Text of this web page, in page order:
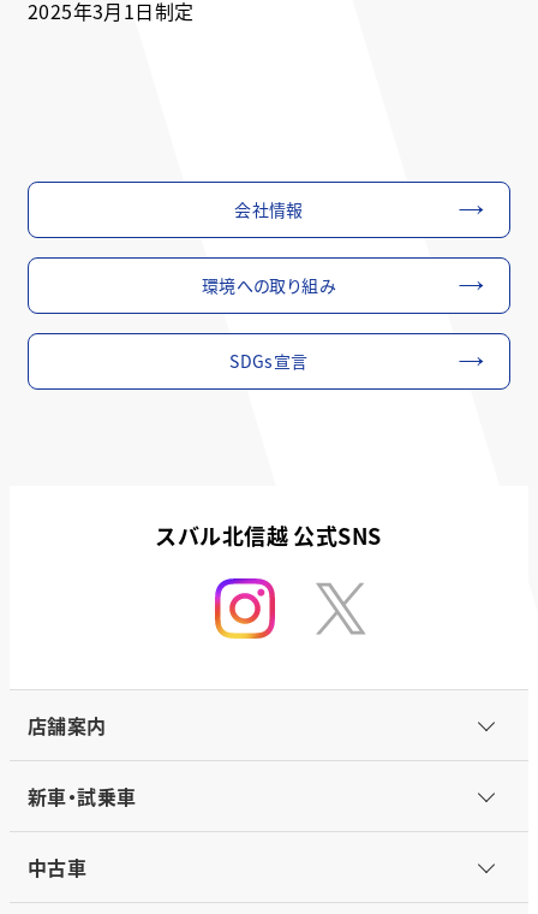
2025年3月1日制定
会社情報
環境への取り組み
SDGs宣言
スバル北信越 公式SNS
店舗案内
新車・試乗車
中古車